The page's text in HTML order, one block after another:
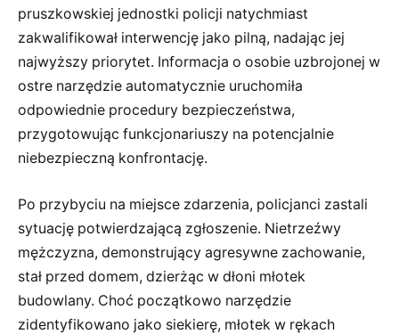
pruszkowskiej jednostki policji natychmiast
zakwalifikował interwencję jako pilną, nadając jej
najwyższy priorytet. Informacja o osobie uzbrojonej w
ostre narzędzie automatycznie uruchomiła
odpowiednie procedury bezpieczeństwa,
przygotowując funkcjonariuszy na potencjalnie
niebezpieczną konfrontację.
Po przybyciu na miejsce zdarzenia, policjanci zastali
sytuację potwierdzającą zgłoszenie. Nietrzeźwy
mężczyzna, demonstrujący agresywne zachowanie,
stał przed domem, dzierżąc w dłoni młotek
budowlany. Choć początkowo narzędzie
zidentyfikowano jako siekierę, młotek w rękach